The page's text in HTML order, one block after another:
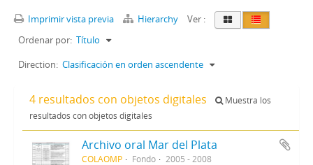
Imprimir vista previa Hierarchy
Ver :
Ordenar por: Título
Direction: Clasificación en orden ascendente
4 resultados con objetos digitales
Muestra los
resultados con objetos digitales
Archivo oral Mar del Plata
COLAOMP Fondo 2005 - 2008